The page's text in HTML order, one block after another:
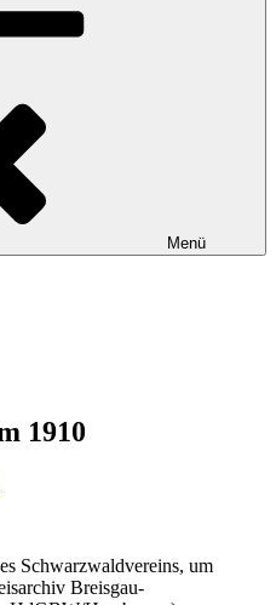
Menü
1910
Schwarzwaldvereins, um
Breisgau-